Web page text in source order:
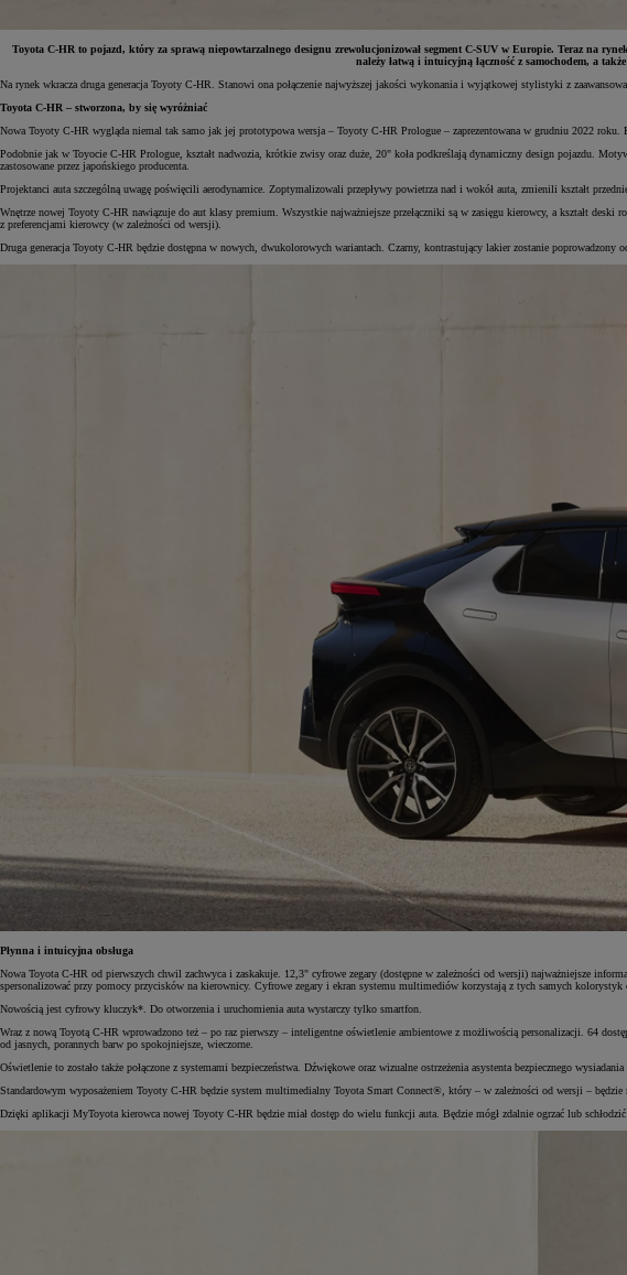
Yaris Cross
HYBRID
Toyota C-HR to pojazd, który za sprawą niepowtarzalnego designu zrewolucjonizował segment C-SUV w Europie. Teraz na
należy łatwą i intuicyjną łączność z samochodem, a
Na rynek wkracza druga generacja Toyoty C-HR. Stanowi ona połączenie najwyższej jakości wykonania i wyjątkowej stylistyki z
Toyota C-HR – stworzona, by się wyróżniać
Nowa Toyoty C-HR wygląda niemal tak samo jak jej prototypowa wersja – Toyoty C-HR Prologue – zaprezentowana w grudniu 2022
Podobnie jak w Toyocie C-HR Prologue, kształt nadwozia, krótkie zwisy oraz duże, 20" koła podkreślają dynamiczny design pojazdu.
zastosowane przez japońskiego producenta.
Projektanci auta szczególną uwagę poświęcili aerodynamice. Zoptymalizowali przepływy powietrza nad i wokół auta, zmienili kształt
Wnętrze nowej Toyoty C-HR nawiązuje do aut klasy premium. Wszystkie najważniejsze przełączniki są w zasięgu kierowcy, a kształt
z preferencjami kierowcy (w zależności od wersji).
Druga generacja Toyoty C-HR będzie dostępna w nowych, dwukolorowych wariantach. Czarny, kontrastujący lakier zostanie poprowadzony
Płynna i intuicyjna obsługa
Nowa Toyota C-HR od pierwszych chwil zachwyca i zaskakuje. 12,3" cyfrowe zegary (dostępne w zależności od wersji) najważniejsze
spersonalizować przy pomocy przycisków na kierownicy. Cyfrowe zegary i ekran systemu multimediów korzystają z tych samych kolorystyk
Nowością jest cyfrowy kluczyk*. Do otworzenia i uruchomienia auta wystarczy tylko smartfon.
Wraz z nową Toyotą C-HR wprowadzono też – po raz pierwszy – inteligentne oświetlenie ambientowe z możliwością personalizacji. 64
od jasnych, porannych barw po spokojniejsze, wieczorne.
Oświetlenie to zostało także połączone z systemami bezpieczeństwa. Dźwiękowe oraz wizualne ostrzeżenia asystenta bezpiecznego
Standardowym wyposażeniem Toyoty C-HR będzie system multimedialny Toyota Smart Connect®, który – w zależności od wersji –
Dzięki aplikacji MyToyota kierowca nowej Toyoty C-HR będzie miał dostęp do wielu funkcji auta. Będzie mógł zdalnie ogrzać lub